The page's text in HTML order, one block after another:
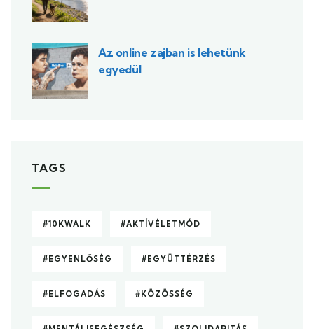
Az online zajban is lehetünk
egyedül
TAGS
#10KWALK #AKTÍVÉLETMÓD
#EGYENLŐSÉG #EGYÜTTÉRZÉS
#ELFOGADÁS #KÖZÖSSÉG